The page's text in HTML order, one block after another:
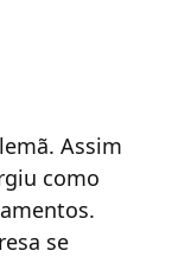
Assim
como
se